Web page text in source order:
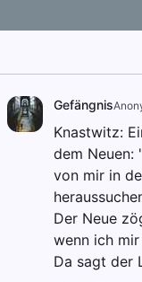
Gefängnis
Knastwitz:
dem Neuen:
von mir in
Der Neue
wenn ich
Da sagt der